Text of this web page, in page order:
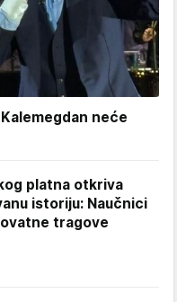
neće
platna otkriva
istoriju: Naučnici
tragove